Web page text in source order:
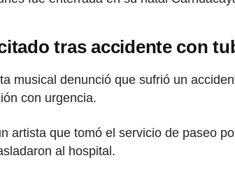
tras accidente con
musical denunció que sufrió un
con urgencia.
artista que tomó el servicio de paseo
al hospital.